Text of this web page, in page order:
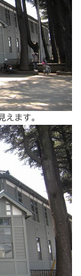
えます。